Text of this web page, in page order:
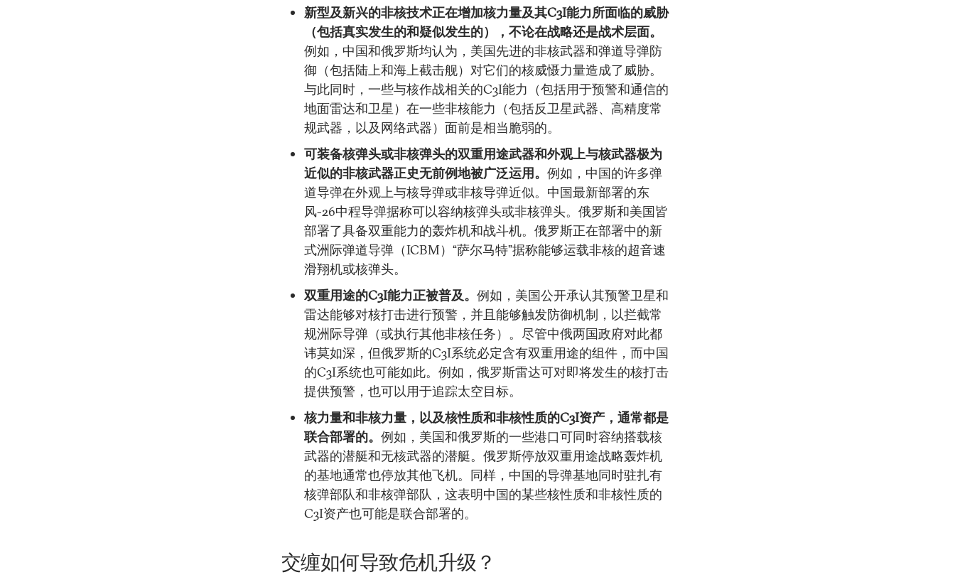
新型及新兴的非核技术正在增加核力量及其C3I能力所面临的威胁
（包括真实发生的和疑似发生的），不论在战略还是战术层面。
例如，中国和俄罗斯均认为，美国先进的非核武器和弹道导弹防
御（包括陆上和海上截击舰）对它们的核威慑力量造成了威胁。
与此同时，一些与核作战相关的C3I能力（包括用于预警和通信的
地面雷达和卫星）在一些非核能力（包括反卫星武器、高精度常
规武器，以及网络武器）面前是相当脆弱的。
可装备核弹头或非核弹头的双重用途武器和外观上与核武器极为
近似的非核武器正史无前例地被广泛运用。 例如，中国的许多弹
道导弹在外观上与核导弹或非核导弹近似。中国最新部署的东
风-26中程导弹据称可以容纳核弹头或非核弹头。俄罗斯和美国皆
部署了具备双重能力的轰炸机和战斗机。俄罗斯正在部署中的新
式洲际弹道导弹（ICBM）“萨尔马特”据称能够运载非核的超音速
滑翔机或核弹头。
双重用途的C3I能力正被普及。 例如，美国公开承认其预警卫星和
雷达能够对核打击进行预警，并且能够触发防御机制，以拦截常
规洲际导弹（或执行其他非核任务）。尽管中俄两国政府对此都
讳莫如深，但俄罗斯的C3I系统必定含有双重用途的组件，而中国
的C3I系统也可能如此。例如，俄罗斯雷达可对即将发生的核打击
提供预警，也可以用于追踪太空目标。
核力量和非核力量，以及核性质和非核性质的C3I资产，通常都是
联合部署的。 例如，美国和俄罗斯的一些港口可同时容纳搭载核
武器的潜艇和无核武器的潜艇。俄罗斯停放双重用途战略轰炸机
的基地通常也停放其他飞机。同样，中国的导弹基地同时驻扎有
核弹部队和非核弹部队，这表明中国的某些核性质和非核性质的
C3I资产也可能是联合部署的。
交缠如何导致危机升级？